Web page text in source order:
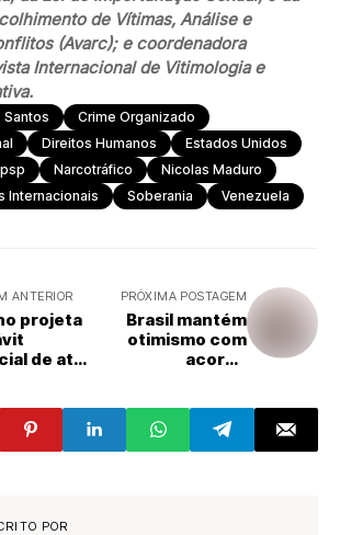
de Vítimas, Análise e
(Avarc); e coordenadora
Internacional de Vitimologia e
Crime Organizado
Direitos Humanos
Estados Unidos
Narcotráfico
Nicolas Maduro
Internacionais Soberania Venezuela
ANTERIOR
projeta
de até
PRÓXIMA POSTAGEM
Brasil mantém
otimismo com
acordo
POR